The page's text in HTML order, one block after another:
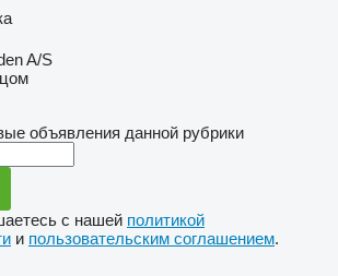
A/S
объявления данной рубрики
с нашей политикой
и пользовательским соглашением.